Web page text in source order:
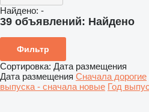
Найдено: -
39 объявлений: Найдено
Фильтр
Сортировка: Дата размещения
Дата размещения Сначала дорогие
выпуска - сначала новые Год